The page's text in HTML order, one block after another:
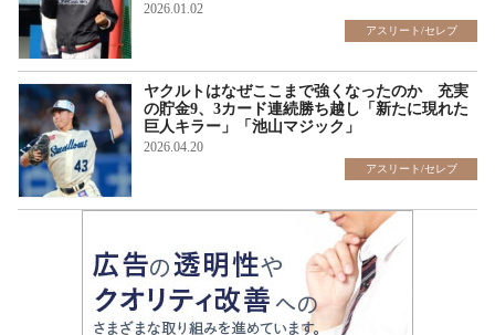
2026.01.02
アスリート/セレブ
ヤクルトはなぜここまで強くなったのか 充実
の貯金9、3カード連続勝ち越し「新たに現れた
巨人キラー」「池山マジック」
2026.04.20
アスリート/セレブ